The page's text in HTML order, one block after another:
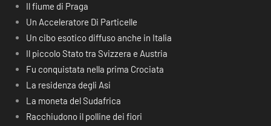
Il fiume di Praga
Un Acceleratore Di Particelle
Un cibo esotico diffuso anche in Italia
Il piccolo Stato tra Svizzera e Austria
Fu conquistata nella prima Crociata
La residenza degli Asi
La moneta del Sudafrica
Racchiudono il polline dei fiori